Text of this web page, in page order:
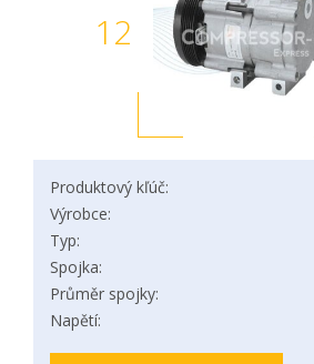
12
Produktový kľúč:
Výrobce:
Typ:
Spojka:
Průměr spojky:
Napětí: